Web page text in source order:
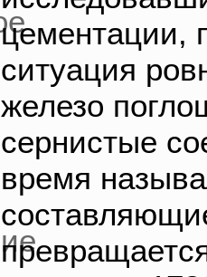
цементации,
ситуация
железо
сернистые
время